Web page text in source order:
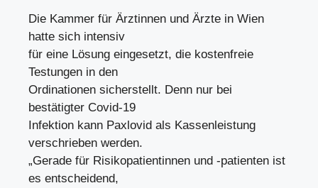
Die Kammer für Ärztinnen und Ärzte in Wien
hatte sich intensiv
für eine Lösung eingesetzt, die kostenfreie
Testungen in den
Ordinationen sicherstellt. Denn nur bei
bestätigter Covid-19
Infektion kann Paxlovid als Kassenleistung
verschrieben werden.
„Gerade für Risikopatientinnen und -patienten ist
es entscheidend,